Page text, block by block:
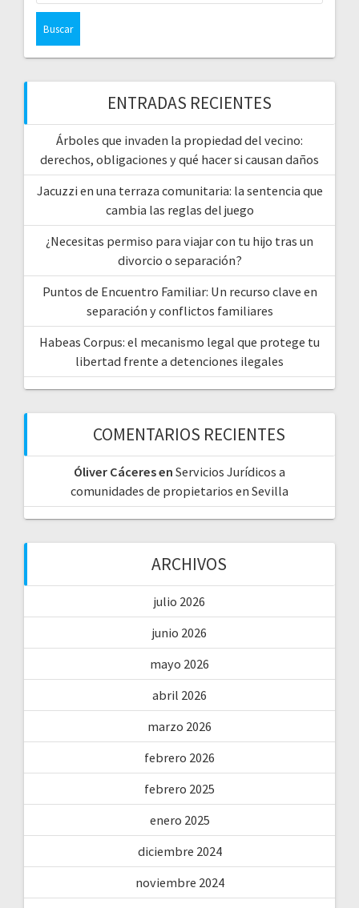
ENTRADAS RECIENTES
Árboles que invaden la propiedad del vecino:
derechos, obligaciones y qué hacer si causan daños
Jacuzzi en una terraza comunitaria: la sentencia que
cambia las reglas del juego
¿Necesitas permiso para viajar con tu hijo tras un
divorcio o separación?
Puntos de Encuentro Familiar: Un recurso clave en
separación y conflictos familiares
Habeas Corpus: el mecanismo legal que protege tu
libertad frente a detenciones ilegales
COMENTARIOS RECIENTES
Óliver Cáceresen Servicios Jurídicos a
comunidades de propietarios en Sevilla
ARCHIVOS
julio 2026
junio 2026
mayo 2026
abril 2026
marzo 2026
febrero 2026
febrero 2025
enero 2025
diciembre 2024
noviembre 2024